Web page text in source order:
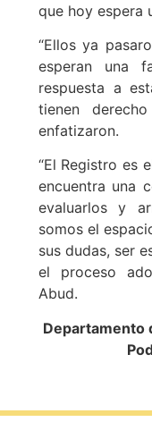
que hoy espera
“Ellos ya
esperan una
respuesta a
tienen
enfatizaron.
“El Registro es
encuentra una
evaluarlos y
somos el
sus dudas, ser
el proceso
Abud.
Departamento